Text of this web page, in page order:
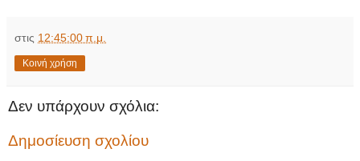
στις 12:45:00 π.μ.
Κοινή χρήση
Δεν υπάρχουν σχόλια:
Δημοσίευση σχολίου